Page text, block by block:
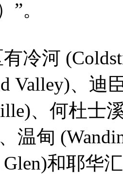
”。
冷河
Valley)、迪
、何杜士
温甸
和耶华